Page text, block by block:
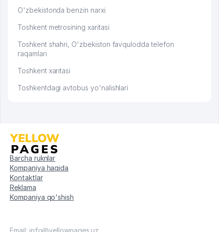
O'zbekistonda benzin narxi
Toshkent metrosining xaritasi
Toshkent shahri, O'zbekiston favqulodda telefon
raqamlari
Toshkent xaritasi
Toshkentdagi avtobus yo'nalishlari
Barcha ruknlar
Kompaniya haqida
Kontaktlar
Reklama
Kompaniya qo'shish